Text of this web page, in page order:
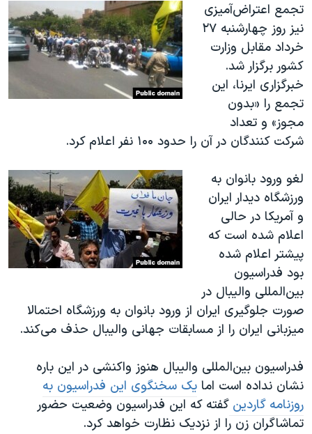
تجمع اعتراض‌آمیزی
نیز روز چهارشنبه ۲۷
خرداد مقابل وزارت
کشور برگزار شد.
خبرگزاری‌ ایرنا، این
تجمع را «بدون
مجوز» و تعداد
شرکت کنندگان در آن را حدود ۱۰۰ نفر اعلام کرد.
لغو ورود بانوان به
ورزشگاه دیدار ایران
و آمریکا در حالی
اعلام شده است که
پیشتر اعلام شده
بود فدراسیون
بین‌المللی والیبال در
صورت جلوگیری ایران از ورود بانوان به ورزشگاه احتمالا
میزبانی ایران را از مسابقات جهانی والیبال حذف می‌کند.
فدراسیون بین‌المللی والیبال هنوز واکنشی در این باره
نشان نداده است اما یک سخنگوی این فدراسیون به
روزنامه گاردین گفته که این فدراسیون وضعیت حضور
تماشاگران زن را از نزدیک نظارت خواهد کرد.